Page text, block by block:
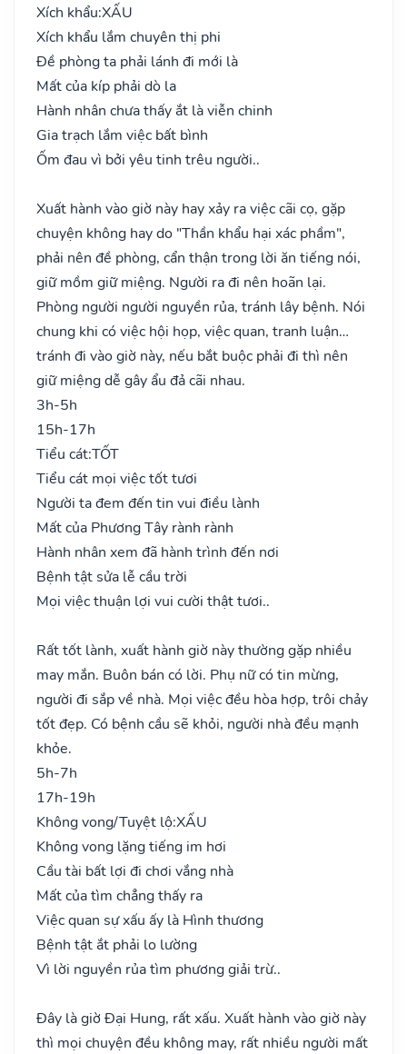
Xích khẩu:XẤU
Xích khẩu lắm chuyên thị phi
Đề phòng ta phải lánh đi mới là
Mất của kíp phải dò la
Hành nhân chưa thấy ắt là viễn chinh
Gia trạch lắm việc bất bình
Ốm đau vì bởi yêu tinh trêu người..
Xuất hành vào giờ này hay xảy ra việc cãi cọ, gặp
chuyện không hay do "Thần khẩu hại xác phầm",
phải nên đề phòng, cẩn thận trong lời ăn tiếng nói,
giữ mồm giữ miệng. Người ra đi nên hoãn lại.
Phòng người người nguyền rủa, tránh lây bệnh. Nói
chung khi có việc hội họp, việc quan, tranh luận…
tránh đi vào giờ này, nếu bắt buộc phải đi thì nên
giữ miệng dễ gây ẩu đả cãi nhau.
3h-5h
15h-17h
Tiểu cát:TỐT
Tiểu cát mọi việc tốt tươi
Người ta đem đến tin vui điều lành
Mất của Phương Tây rành rành
Hành nhân xem đã hành trình đến nơi
Bệnh tật sửa lễ cầu trời
Mọi việc thuận lợi vui cười thật tươi..
Rất tốt lành, xuất hành giờ này thường gặp nhiều
may mắn. Buôn bán có lời. Phụ nữ có tin mừng,
người đi sắp về nhà. Mọi việc đều hòa hợp, trôi chảy
tốt đẹp. Có bệnh cầu sẽ khỏi, người nhà đều mạnh
khỏe.
5h-7h
17h-19h
Không vong/Tuyệt lộ:XẤU
Không vong lặng tiếng im hơi
Cầu tài bất lợi đi chơi vắng nhà
Mất của tìm chẳng thấy ra
Việc quan sự xấu ấy là Hình thương
Bệnh tật ắt phải lo lường
Vì lời nguyền rủa tìm phương giải trừ..
Đây là giờ Đại Hung, rất xấu. Xuất hành vào giờ này
thì mọi chuyện đều không may, rất nhiều người mất